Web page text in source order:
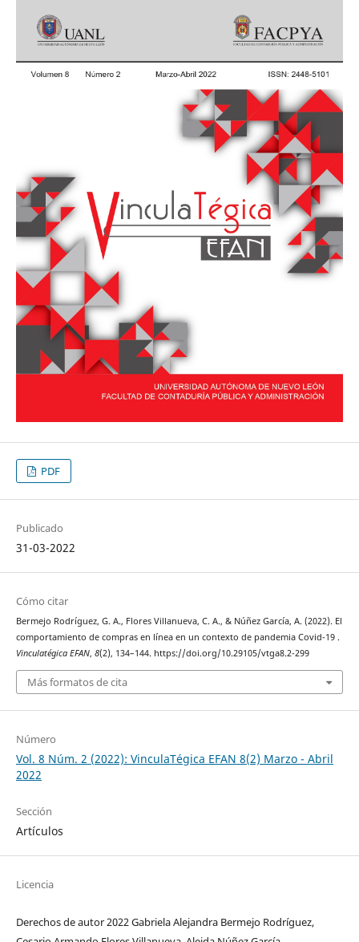
PDF
Publicado
31-03-2022
Cómo citar
Bermejo Rodríguez, G. A., Flores Villanueva, C. A., & Núñez García, A. (2022). El
comportamiento de compras en línea en un contexto de pandemia Covid-19 .
Vinculatégica EFAN, 8(2), 134–144. https://doi.org/10.29105/vtga8.2-299
Más formatos de cita
Número
Vol. 8 Núm. 2 (2022): VinculaTégica EFAN 8(2) Marzo - Abril
2022
Sección
Artículos
Licencia
Derechos de autor 2022 Gabriela Alejandra Bermejo Rodríguez,